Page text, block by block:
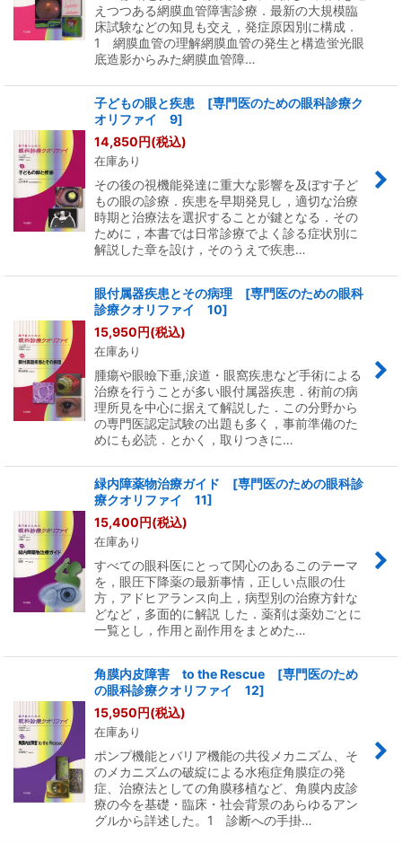
えつつある網膜血管障害診療．最新の大規模臨
床試験などの知見も交え，発症原因別に構成．
1 網膜血管の理解網膜血管の発生と構造蛍光眼
底造影からみた網膜血管障…
子どもの眼と疾患 [専門医のための眼科診療ク
オリファイ 9]
14,850円(税込)
在庫あり
その後の視機能発達に重大な影響を及ぼす子ど
もの眼の診療．疾患を早期発見し，適切な治療
時期と治療法を選択することが鍵となる．その
ために，本書では日常診療でよく診る症状別に
解説した章を設け，そのうえで疾患…
眼付属器疾患とその病理 [専門医のための眼科
診療クオリファイ 10]
15,950円(税込)
在庫あり
腫瘍や眼瞼下垂,涙道・眼窩疾患など手術による
治療を行うことが多い眼付属器疾患．術前の病
理所見を中心に据えて解説した．この分野から
の専門医認定試験の出題も多く，事前準備のた
めにも必読．とかく，取りつきに…
緑内障薬物治療ガイド [専門医のための眼科診
療クオリファイ 11]
15,400円(税込)
在庫あり
すべての眼科医にとって関心のあるこのテーマ
を，眼圧下降薬の最新事情，正しい点眼の仕
方，アドヒアランス向上，病型別の治療方針な
どなど，多面的に解説 した．薬剤は薬効ごとに
一覧とし，作用と副作用をまとめた…
角膜内皮障害 to the Rescue [専門医のため
の眼科診療クオリファイ 12]
15,950円(税込)
在庫あり
ポンプ機能とバリア機能の共役メカニズム、そ
のメカニズムの破綻による水疱症角膜症の発
症、治療法としての角膜移植など、角膜内皮診
療の今を基礎・臨床・社会背景のあらゆるアン
グルから詳述した。1 診断への手掛…